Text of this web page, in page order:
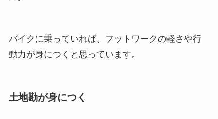
バイクに乗っていれば、フットワークの軽さや行
動力が身につくと思っています。
土地勘が身につく